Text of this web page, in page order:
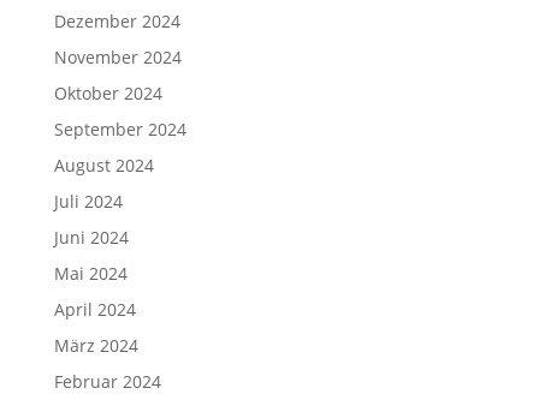
Dezember 2024
November 2024
Oktober 2024
September 2024
August 2024
Juli 2024
Juni 2024
Mai 2024
April 2024
März 2024
Februar 2024